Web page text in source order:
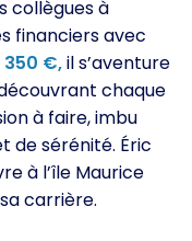
collègues à
financiers avec
350 €,il s’aventure
chaque
à faire, imbu
de sérénité. Éric
à l’île Maurice
carrière.